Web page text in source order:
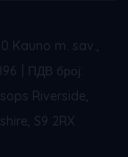
Kauno m. sav.,
ПДВ број:
Riverside,
S9 2RX